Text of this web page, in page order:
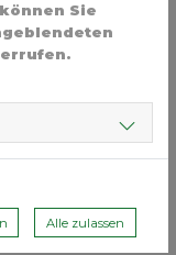
der
viel schlafen, sind
Kiefer wirken.
Sie
Alle zulassen